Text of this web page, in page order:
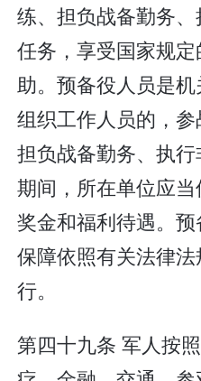
练、担负战备勤务
任务，享受国家规
助。预备役人员是
组织工作人员的，参
担负战备勤务、执
期间，所在单位应当
奖金和福利待遇。
保障依照有关法律
行。
第四十九条 军人按